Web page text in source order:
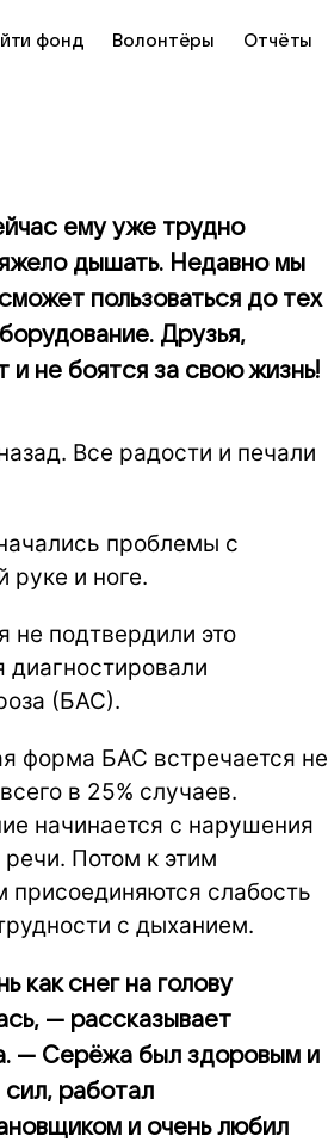
фонд Волонтёры Отчёты
ему уже трудно
дышать. Недавно мы
пользоваться до тех
Друзья,
не боятся за свою жизнь!
Все радости и печали
проблемы с
руке и ноге.
не подтвердили это
(БАС).
форма БАС встречается не
в 25% случаев.
начинается с нарушения
речи. Потом к этим
присоединяются слабость
с дыханием.
как снег на голову
— рассказывает
— Серёжа был здоровым и
работал
и очень любил